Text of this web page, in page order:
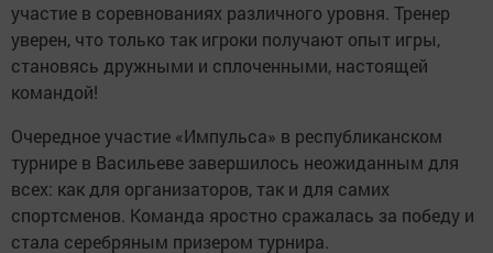
участие в соревнованиях различного уровня. Тренер
уверен, что только так игроки получают опыт игры,
становясь дружными и сплоченными, настоящей
командой!
Очередное участие «Импульса» в республиканском
турнире в Васильеве завершилось неожиданным для
всех: как для организаторов, так и для самих
спортсменов. Команда яростно сражалась за победу и
стала серебряным призером турнира.